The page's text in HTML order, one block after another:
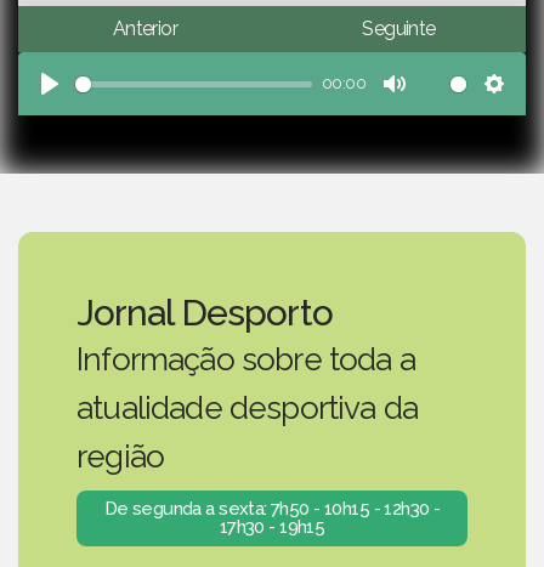
Anterior Seguinte
Play
00:00
Mute
Jornal Desporto
Informação sobre toda a
atualidade desportiva da
região
De segunda a sexta: 7h50 - 10h15 - 12h30 -
17h30 - 19h15